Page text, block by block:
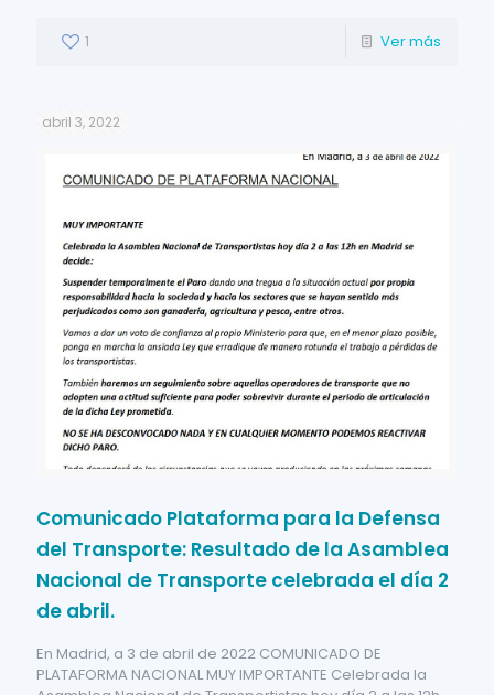
1 Ver más
abril 3, 2022
Comunicado Plataforma para la Defensa
del Transporte: Resultado de la Asamblea
Nacional de Transporte celebrada el día 2
de abril.
En Madrid, a 3 de abril de 2022 COMUNICADO DE
PLATAFORMA NACIONAL MUY IMPORTANTE Celebrada la